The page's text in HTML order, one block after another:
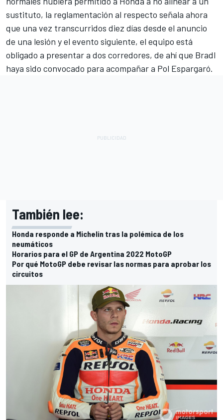
sustituto, la reglamentación al respecto señala ahora
que una vez transcurridos diez días desde el anuncio
de una lesión y el evento siguiente, el equipo está
obligado a presentar a dos corredores, de ahí que Bradl
haya sido convocado para acompañar a Pol Espargaró.
También lee:
Honda responde a Michelin tras la polémica de los
neumáticos
Horarios para el GP de Argentina 2022 MotoGP
Por qué MotoGP debe revisar las normas para aprobar los
circuitos